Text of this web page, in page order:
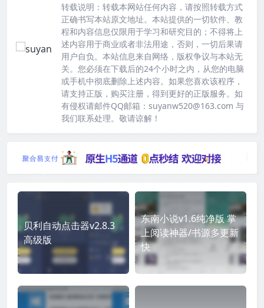
转载说明： 转载本网站任何内容，请按照转载方式
正确书写本站原文地址。本站提供的一切软件、教
程和内容信息仅限用于学习和研究目的；不得将上
述内容用于商业或者非法用途，否则，一切后果请
用户自负。本站信息来自网络，版权争议与本站无
关。您必须在下载后的24个小时之内，从您的电脑
或手机中彻底删除上述内容。如果您喜欢该程序，
请支持正版，购买注册，得到更好的正版服务。如
有侵权请邮件QQ邮箱：suyanw520@163.com 与
我们联系处理。敬请谅解！
贝利自动点击器v2.8.3
高级版
东南小说v1.6纯净版 掌
上阅读神器/书源多更新
快